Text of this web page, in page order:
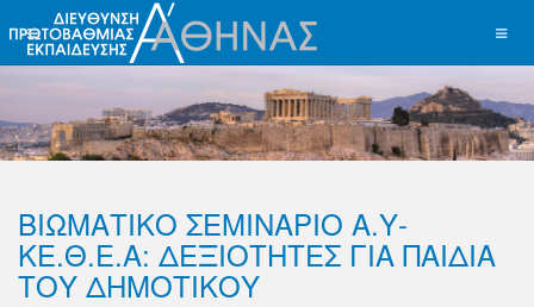
ΒΙΩΜΑΤΙΚΟ ΣΕΜΙΝΑΡΙΟ Α.Υ-
ΚΕ.Θ.Ε.Α: ΔΕΞΙΟΤΗΤΕΣ ΓΙΑ ΠΑΙΔΙΑ
ΤΟΥ ΔΗΜΟΤΙΚΟΥ